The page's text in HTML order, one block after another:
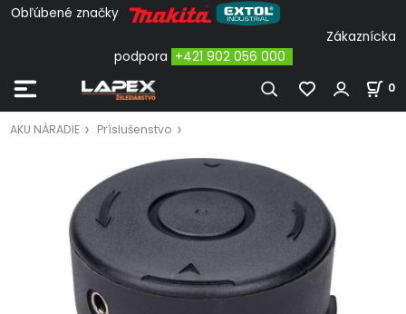
Obľúbené značky
Zákaznícka
podpora +421 902 056 000
0
AKU NÁRADIE Príslušenstvo